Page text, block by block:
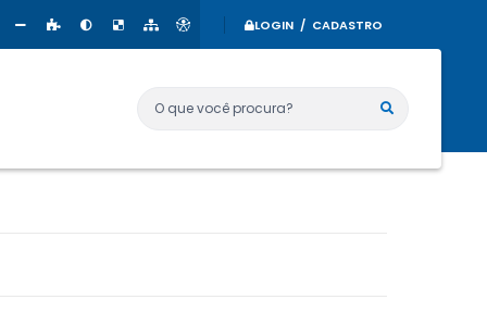
LOGIN / CADASTRO
O que você procura?